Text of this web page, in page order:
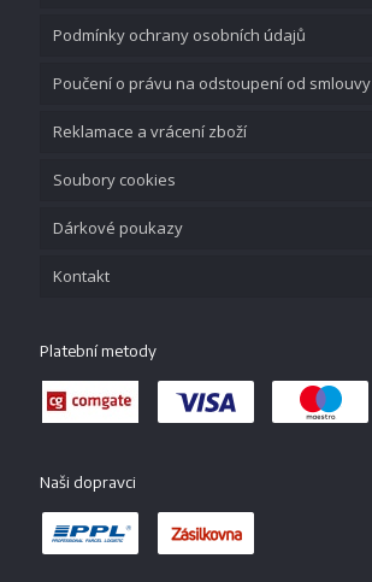
Podmínky ochrany osobních údajů
Poučení o právu na odstoupení od smlouvy
Reklamace a vrácení zboží
Soubory cookies
Dárkové poukazy
Kontakt
Platební metody
Naši dopravci